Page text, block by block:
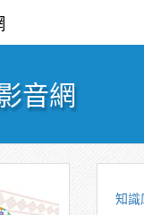
音網
知識